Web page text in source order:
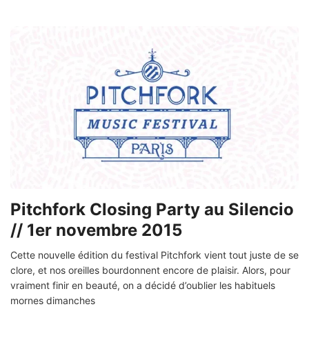
Pitchfork Closing Party au Silencio
// 1er novembre 2015
Cette nouvelle édition du festival Pitchfork vient tout juste de se
clore, et nos oreilles bourdonnent encore de plaisir. Alors, pour
vraiment finir en beauté, on a décidé d’oublier les habituels
mornes dimanches